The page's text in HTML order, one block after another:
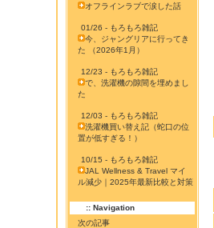
オフラインラブで涙した話
01/26 - もろもろ雑記
今、ジャングリアに行ってき
た （2026年1月）
12/23 - もろもろ雑記
で、洗濯機の隙間を埋めまし
た
12/03 - もろもろ雑記
洗濯機買い替え記（蛇口の位
置が低すぎる！）
10/15 - もろもろ雑記
JAL Wellness & Travel マイ
ル減少｜2025年最新比較と対策
:: Navigation
次の記事